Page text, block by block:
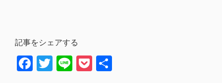
記事をシェアする
Facebook
Twitter
LinePocket